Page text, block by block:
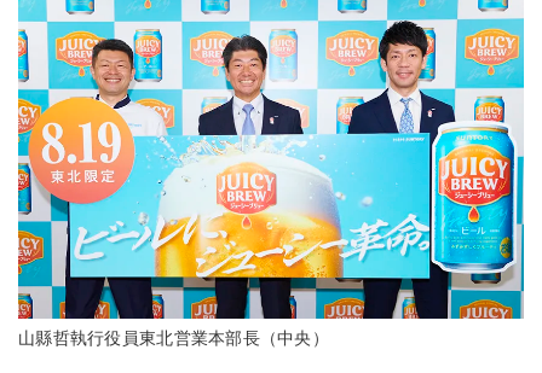
山縣哲執行役員東北営業本部長（中央）